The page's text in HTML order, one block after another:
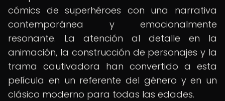
cómics de superhéroes con una narrativa
contemporánea y emocionalmente
resonante. La atención al detalle en la
animación, la construcción de personajes y la
trama cautivadora han convertido a esta
película en un referente del género y en un
clásico moderno para todas las edades.